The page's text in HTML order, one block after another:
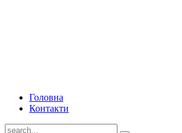
Головна
Контакти